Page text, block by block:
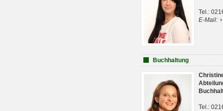
Tel.:
E-Mail:
Buchhaltung
Tel.: